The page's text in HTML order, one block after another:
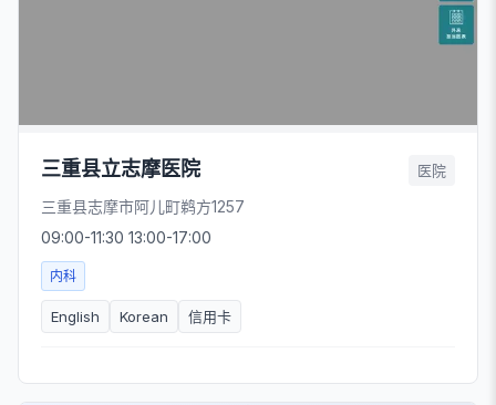
三重县立志摩医院 医院
三重县志摩市阿儿町鹈方1257
09:00-11:30 13:00-17:00
内科
English Korean 信用卡